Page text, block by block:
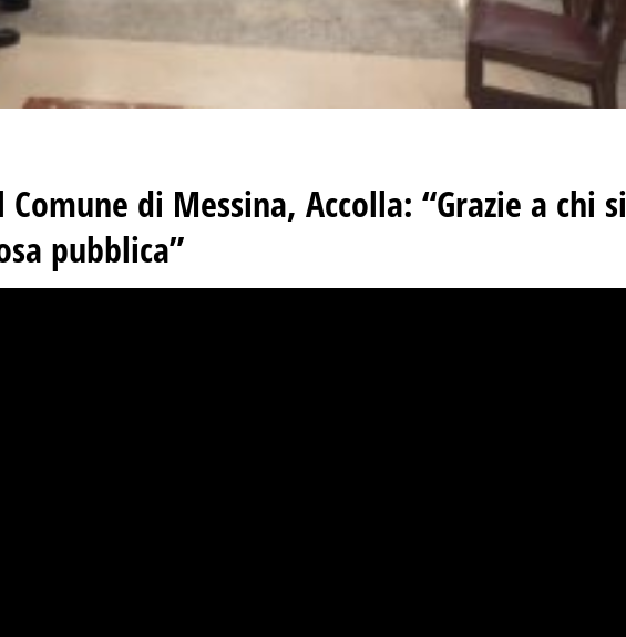
Comune di Messina, Accolla: “Grazie a chi si
pubblica”